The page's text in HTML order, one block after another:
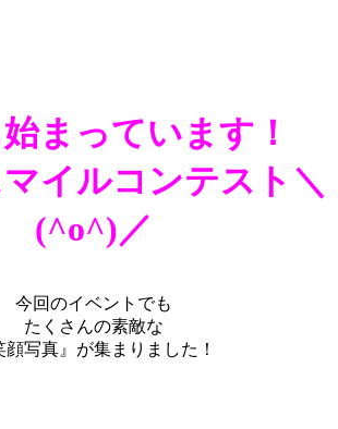
まっています！
イルコンテスト＼
(^o^)／
今回のイベントでも
たくさんの素敵な
顔写真』が集まりました！